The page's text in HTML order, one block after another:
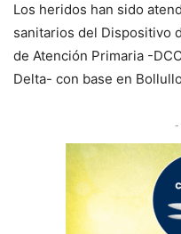
Los heridos han sido
sanitarios del Dispositivo
de Atención Primaria -
Delta- con base en
-